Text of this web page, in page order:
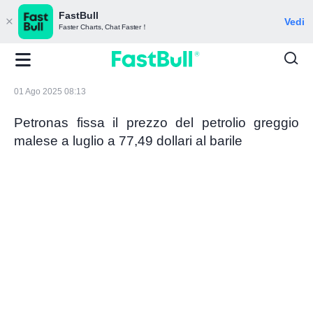
FastBull
Faster Charts, Chat Faster！ Vedi
01 Ago 2025 08:13
Petronas fissa il prezzo del petrolio greggio
malese a luglio a 77,49 dollari al barile